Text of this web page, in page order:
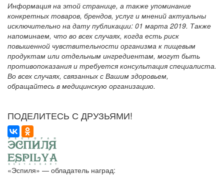
Информация на этой странице, а также упоминание
конкретных товаров, брендов, услуг и мнений актуальны
исключительно на дату публикации: 01 марта 2019. Также
напоминаем, что во всех случаях, когда есть риск
повышенной чувствительности организма к пищевым
продуктам или отдельным ингредиентам, могут быть
противопоказания и требуется консультация специалиста.
Во всех случаях, связанных с Вашим здоровьем,
обращайтесь в медицинскую организацию.
ПОДЕЛИТЕСЬ С ДРУЗЬЯМИ!
«Эспиля» — обладатель наград: